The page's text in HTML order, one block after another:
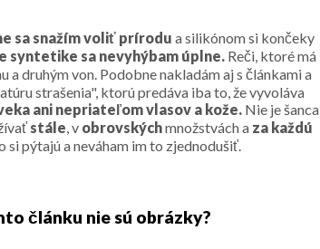
sa snažím voliť prírodu a silikónom si končeky
syntetike sa nevyhýbam úplne. Reči, ktoré má
druhým von. Podobne nakladám aj s článkami a
strašenia", ktorú predáva iba to, že vyvoláva
ani nepriateľom vlasov a kože. Nie je
stále, v obrovskýchmnožstvách a za každú
si pýtajú a neváham im to zjednodušiť.
článku nie sú obrázky?